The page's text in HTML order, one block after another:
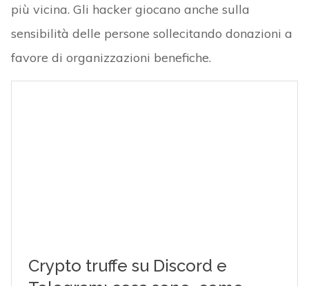
più vicina. Gli hacker giocano anche sulla
sensibilità delle persone sollecitando donazioni a
favore di organizzazioni benefiche.